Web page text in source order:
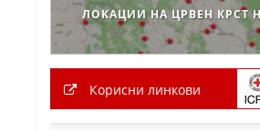
ЛОКАЦИИ НА ЦРВЕН КРСТ
Корисни линкови